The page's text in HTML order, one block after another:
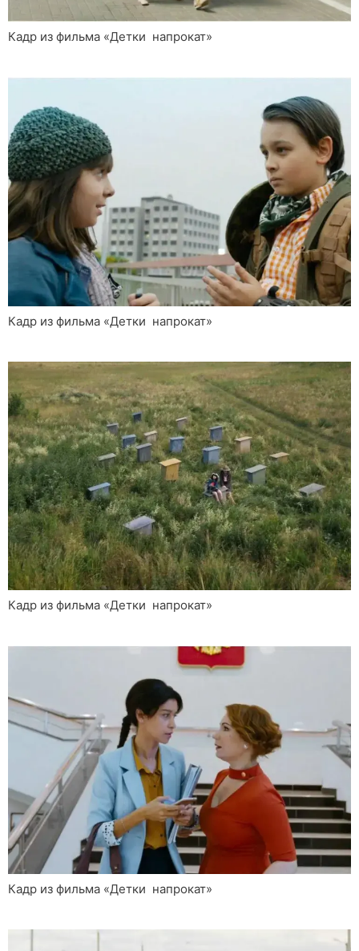
Кадр из фильма «Детки напрокат»
Кадр из фильма «Детки напрокат»
Кадр из фильма «Детки напрокат»
Кадр из фильма «Детки напрокат»